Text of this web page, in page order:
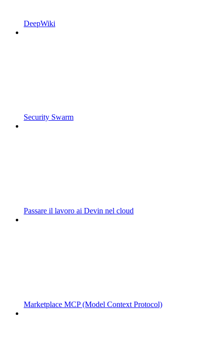
DeepWiki
Security Swarm
Passare il lavoro ai Devin nel cloud
Marketplace MCP (Model Context Protocol)